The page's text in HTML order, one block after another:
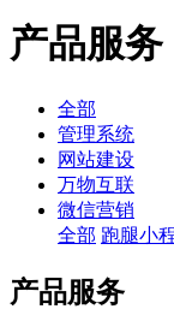
产品服务
全部
管理系统
网站建设
万物互联
微信营销
全部 跑腿小
产品服务